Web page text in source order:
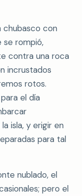
chubasco con
se rompió,
contra una roca
incrustados
rotos.
el día
isla, y erigir en
para tal
nublado, el
pero el